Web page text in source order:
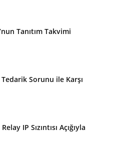
Tanıtım Takvimi
Sorunu ile Karşı
IP Sızıntısı Açığıyla